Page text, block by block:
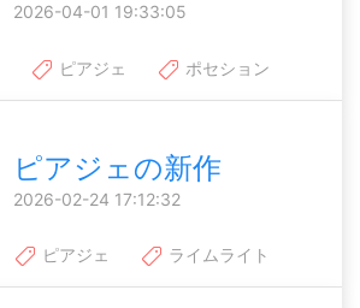
2026-04-01 19:33:05
ピアジェ ポセション
ピアジェの新作
2026-02-24 17:12:32
ピアジェ ライムライト